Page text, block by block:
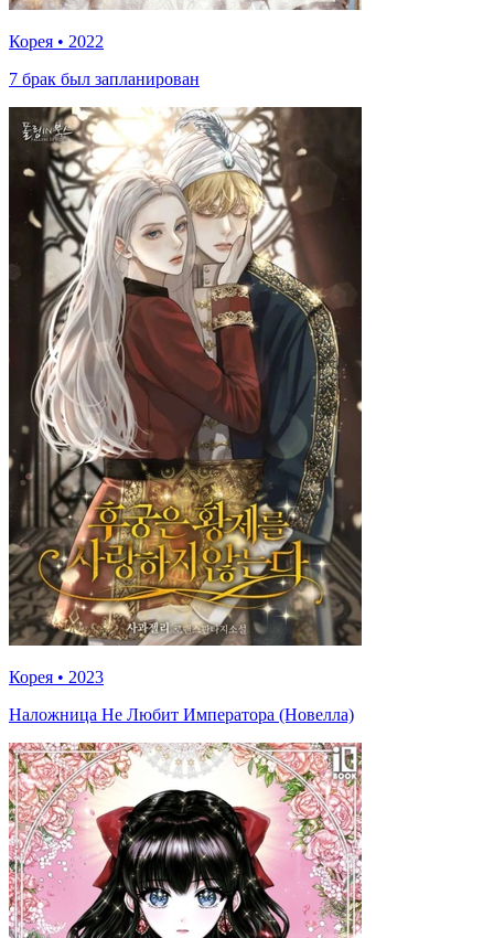
Корея • 2022
7 брак был запланирован
Корея • 2023
Наложница Не Любит Императора (Новелла)